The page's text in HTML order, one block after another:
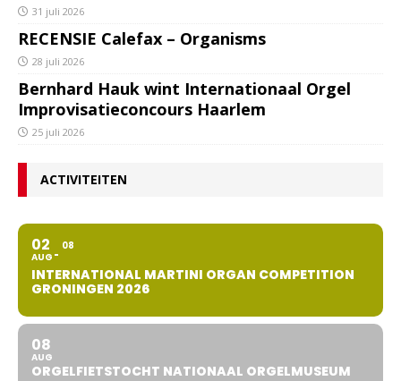
31 juli 2026
RECENSIE Calefax – Organisms
28 juli 2026
Bernhard Hauk wint Internationaal Orgel
Improvisatieconcours Haarlem
25 juli 2026
ACTIVITEITEN
02
AUG
08
INTERNATIONAL MARTINI ORGAN COMPETITION
GRONINGEN 2026
08
AUG
ORGELFIETSTOCHT NATIONAAL ORGELMUSEUM